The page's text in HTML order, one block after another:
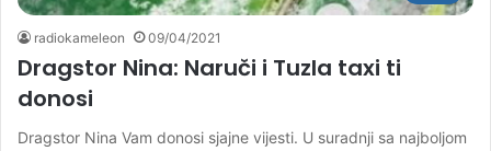
radiokameleon 09/04/2021
Dragstor Nina: Naruči i Tuzla taxi ti
donosi
Dragstor Nina Vam donosi sjajne vijesti. U suradnji sa najboljom